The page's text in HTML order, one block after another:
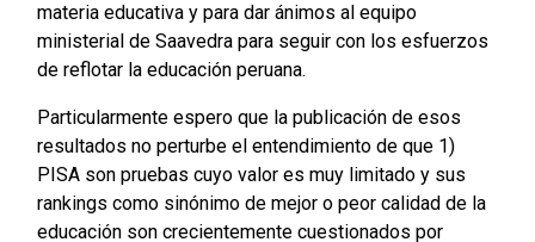
materia educativa y para dar ánimos al equipo
ministerial de Saavedra para seguir con los esfuerzos
de reflotar la educación peruana.
Particularmente espero que la publicación de esos
resultados no perturbe el entendimiento de que 1)
PISA son pruebas cuyo valor es muy limitado y sus
rankings como sinónimo de mejor o peor calidad de la
educación son crecientemente cuestionados por